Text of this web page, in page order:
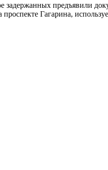
задержанных предъявили
Гагарина,